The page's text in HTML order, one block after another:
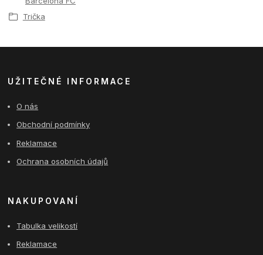
Trička
UŽITEČNÉ INFORMACE
O nás
Obchodní podmínky
Reklamace
Ochrana osobních údajů
NAKUPOVANÍ
Tabulka velikostí
Reklamace